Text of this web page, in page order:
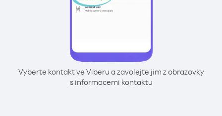
Vyberte kontakt ve Viberu a zavolejte jim z obrazovky
s informacemi kontaktu